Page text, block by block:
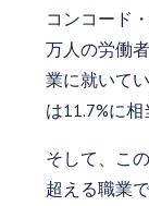
コンコード
万人の労働
業に就いて
は11.7%に
そして、こ
超える職業